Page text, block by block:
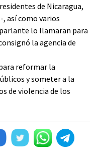
de Nicaragua,
así como varios
lo llamaran para
la agencia de
reformar la
y someter a la
de violencia de los